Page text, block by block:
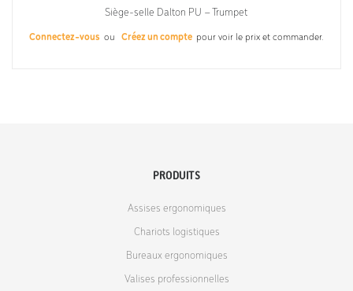
Siège-selle Dalton PU – Trumpet
Connectez-vous ou Créez un compte pour voir le prix et commander.
PRODUITS
Assises ergonomiques
Chariots logistiques
Bureaux ergonomiques
Valises professionnelles